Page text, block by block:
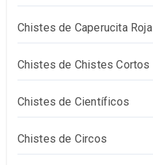
Chistes de Caperucita Roja
Chistes de Chistes Cortos
Chistes de Científicos
Chistes de Circos